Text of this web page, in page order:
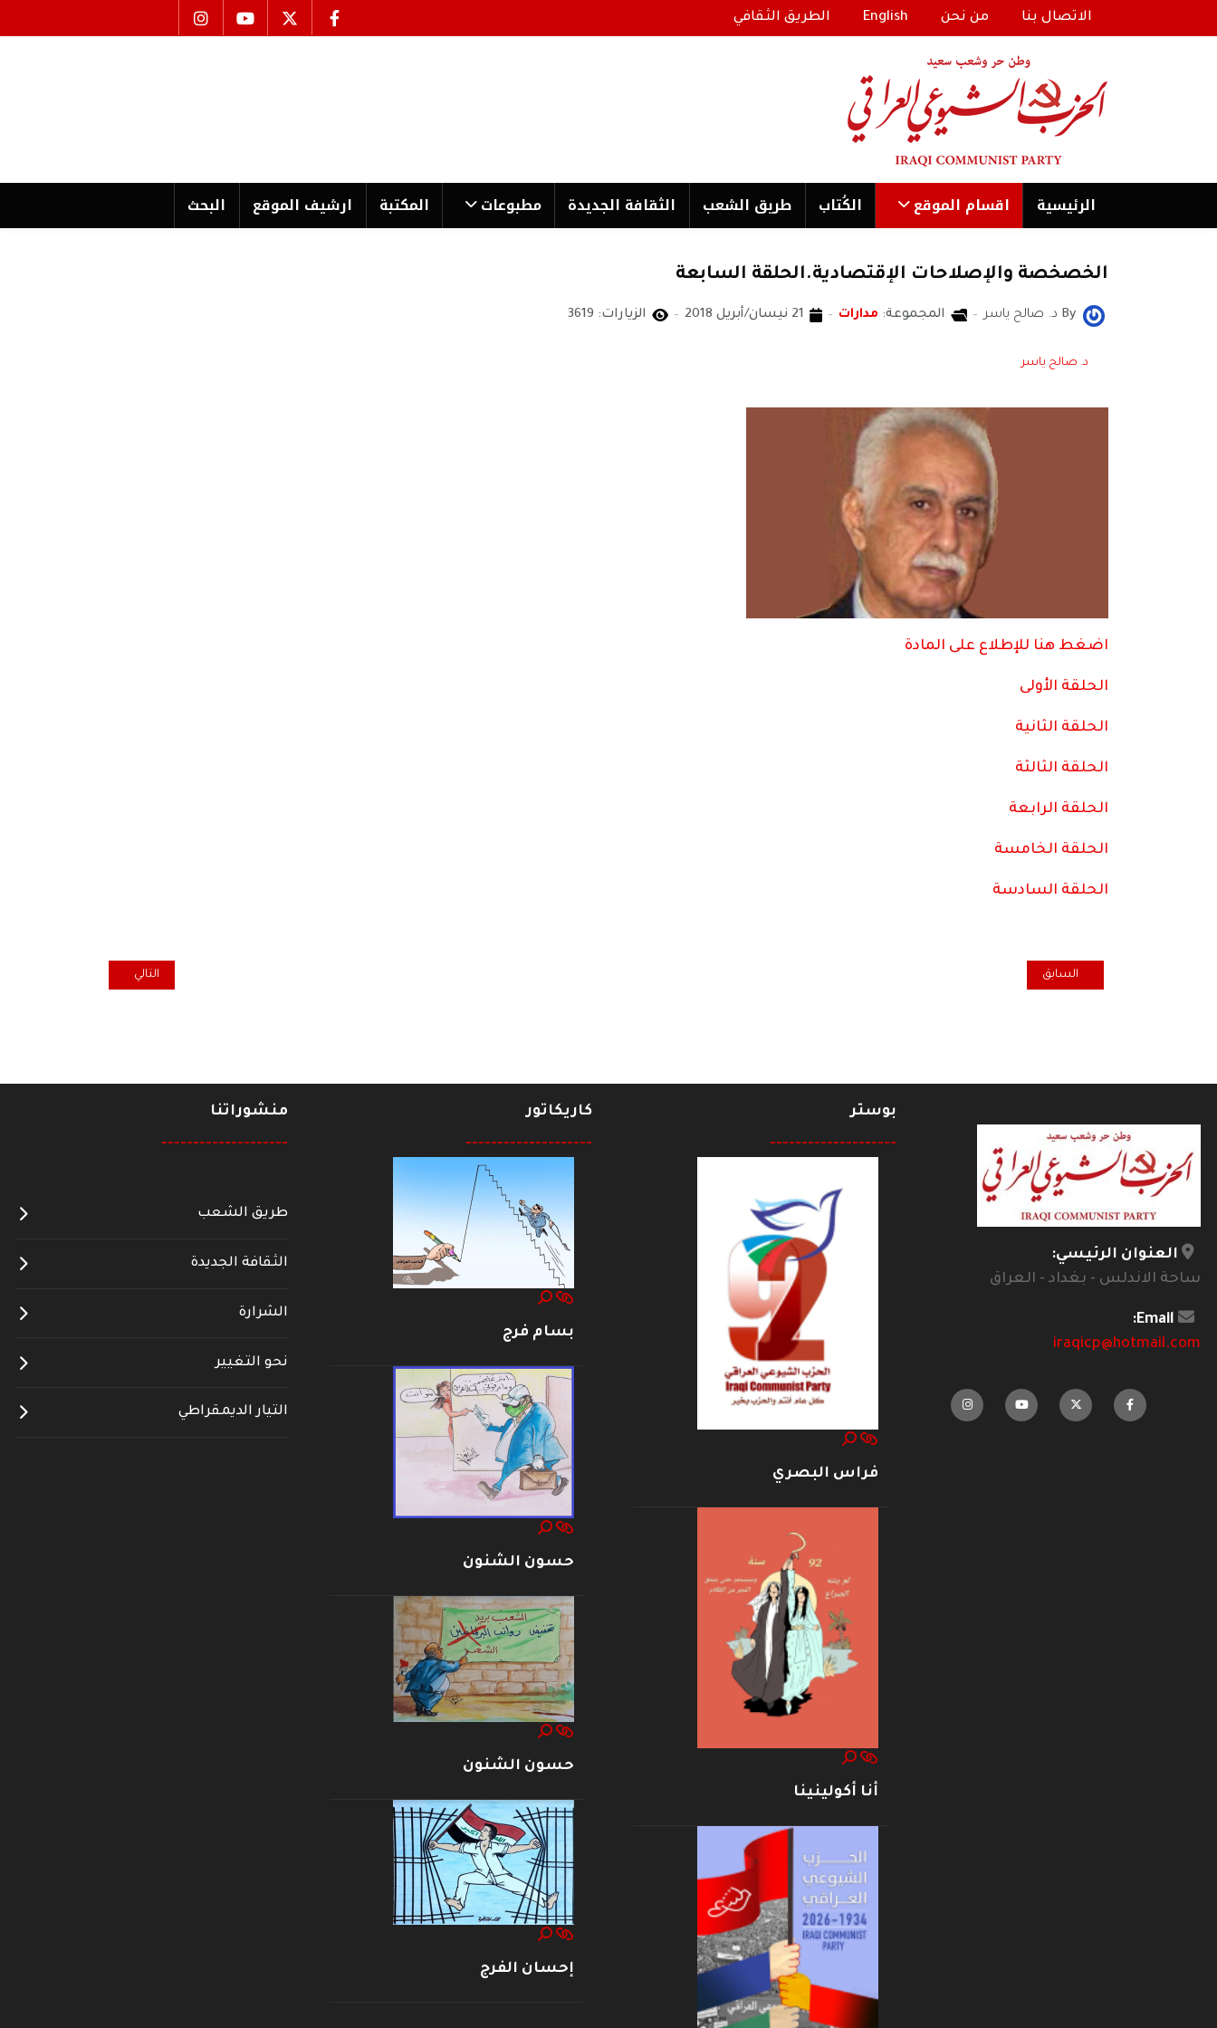
الاتصال بنا من نحن English الطريق الثقافي
الرئیسية اقسام الموقع الكُتاب طریق الشعب الثقافة الجدیدة مطبوعات المكتبة ارشیف الموقع البحث
الخصخصة والإصلاحات الإقتصادية.الحلقة السابعة
By د. صالح ياسر المجموعة: مدارات 21 نيسان/أبريل 2018 الزيارات: 3619
د. صالح ياسر
اضغط هنا للإطلاع على المادة
الحلقة الأولى
الحلقة الثانية
الحلقة الثالثة
الحلقة الرابعة
الحلقة الخامسة
الحلقة السادسة
المقال السابق: المنتدى الاجتماعي العالمي فضاء يجب الحفاظ عليه
السابق المقال التالي: "سائرون" يتهم
التالي
العنوان الرئيسي:
ساحة الاندلس - بغداد - العراق
Email:
iraqicp@hotmail.com
بوستر
--------------------
فراس البصري
أنا أكولينينا
كاريكاتور
--------------------
بسام فرج
حسون الشنون
حسون الشنون
إحسان الفرج
منشوراتنا
--------------------
طريق الشعب
الثقافة الجديدة
الشرارة
نحو التغيير
التيار الديمقراطي